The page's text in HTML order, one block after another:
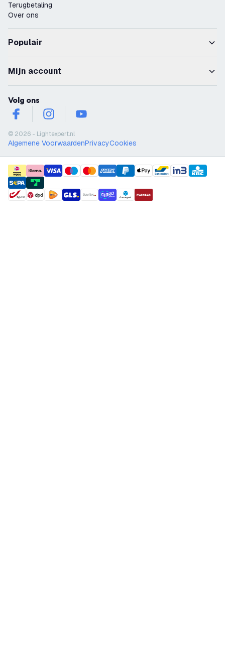
Terugbetaling
Over ons
Populair
Mijn account
Volg ons
facebookinstagramyoutube
© 2026 - Lightexpert.nl
Algemene VoorwaardenPrivacyCookies
payment methods
shipment methods